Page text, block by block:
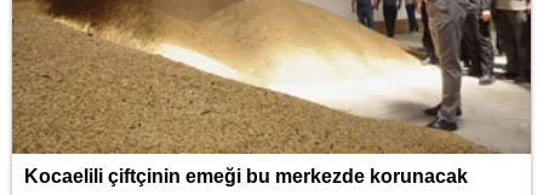
Kocaelili çiftçinin emeği bu merkezde korunacak